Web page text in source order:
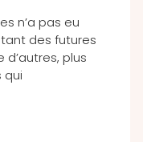
n’a pas eu
des futures
d’autres, plus
qui